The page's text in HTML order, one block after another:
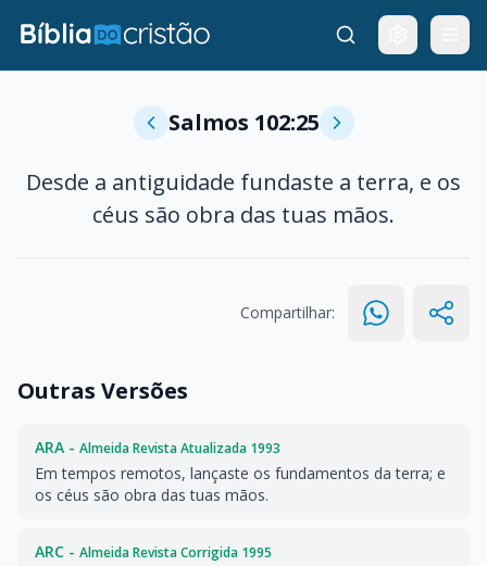
Salmos 102:25
Desde a antiguidade fundaste a terra, e os
céus são obra das tuas mãos.
Compartilhar:
Outras Versões
ARA - Almeida Revista Atualizada 1993
Em tempos remotos, lançaste os fundamentos da terra; e
os céus são obra das tuas mãos.
ARC - Almeida Revista Corrigida 1995